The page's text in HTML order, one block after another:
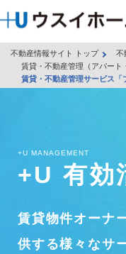
不動産情報サイト トップ
不
賃貸・不動産管理（アパート
賃貸・不動産管理サービス「
+U MANAGEMENT
+U 有効
賃貸物件オーナ
供する様々なサ